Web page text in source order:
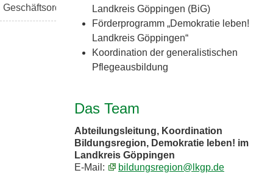
Geschäftsordnung
Landkreis Göppingen (BiG)
Förderprogramm „Demokratie leben!
Landkreis Göppingen“
Koordination der generalistischen
Pflegeausbildung
Das Team
Abteilungsleitung, Koordination
Bildungsregion, Demokratie leben! im
Landkreis Göppingen
E-Mail:
bildungsregion@lkgp.de